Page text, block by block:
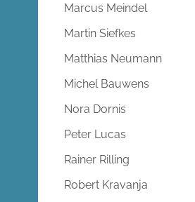
Marcus Meindel
Martin Siefkes
Matthias Neumann
Michel Bauwens
Nora Dornis
Peter Lucas
Rainer Rilling
Robert Kravanja